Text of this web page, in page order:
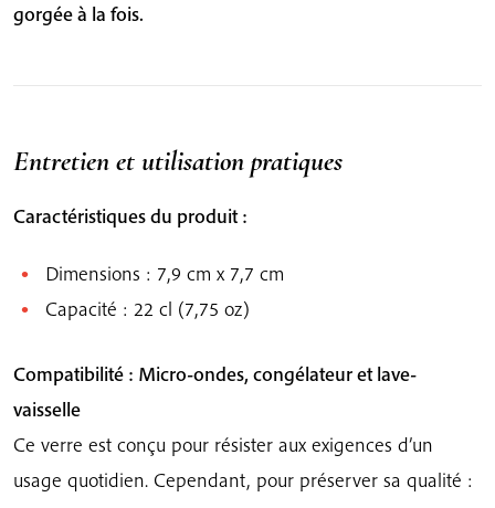
gorgée à la fois.
Entretien et utilisation pratiques
Caractéristiques du produit :
Dimensions : 7,9 cm x 7,7 cm
Capacité : 22 cl (7,75 oz)
Compatibilité : Micro-ondes, congélateur et lave-
vaisselle
Ce verre est conçu pour résister aux exigences d’un
usage quotidien. Cependant, pour préserver sa qualité :